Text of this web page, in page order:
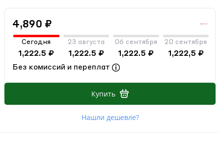
4,890 ₽
Сегодня
1,222.5 ₽
23 августа
1,222.5 ₽
06 сентября
1,222.5 ₽
20 сентября
1,222,5 ₽
Без комиссий и переплат
Купить
Нашли дешевле?